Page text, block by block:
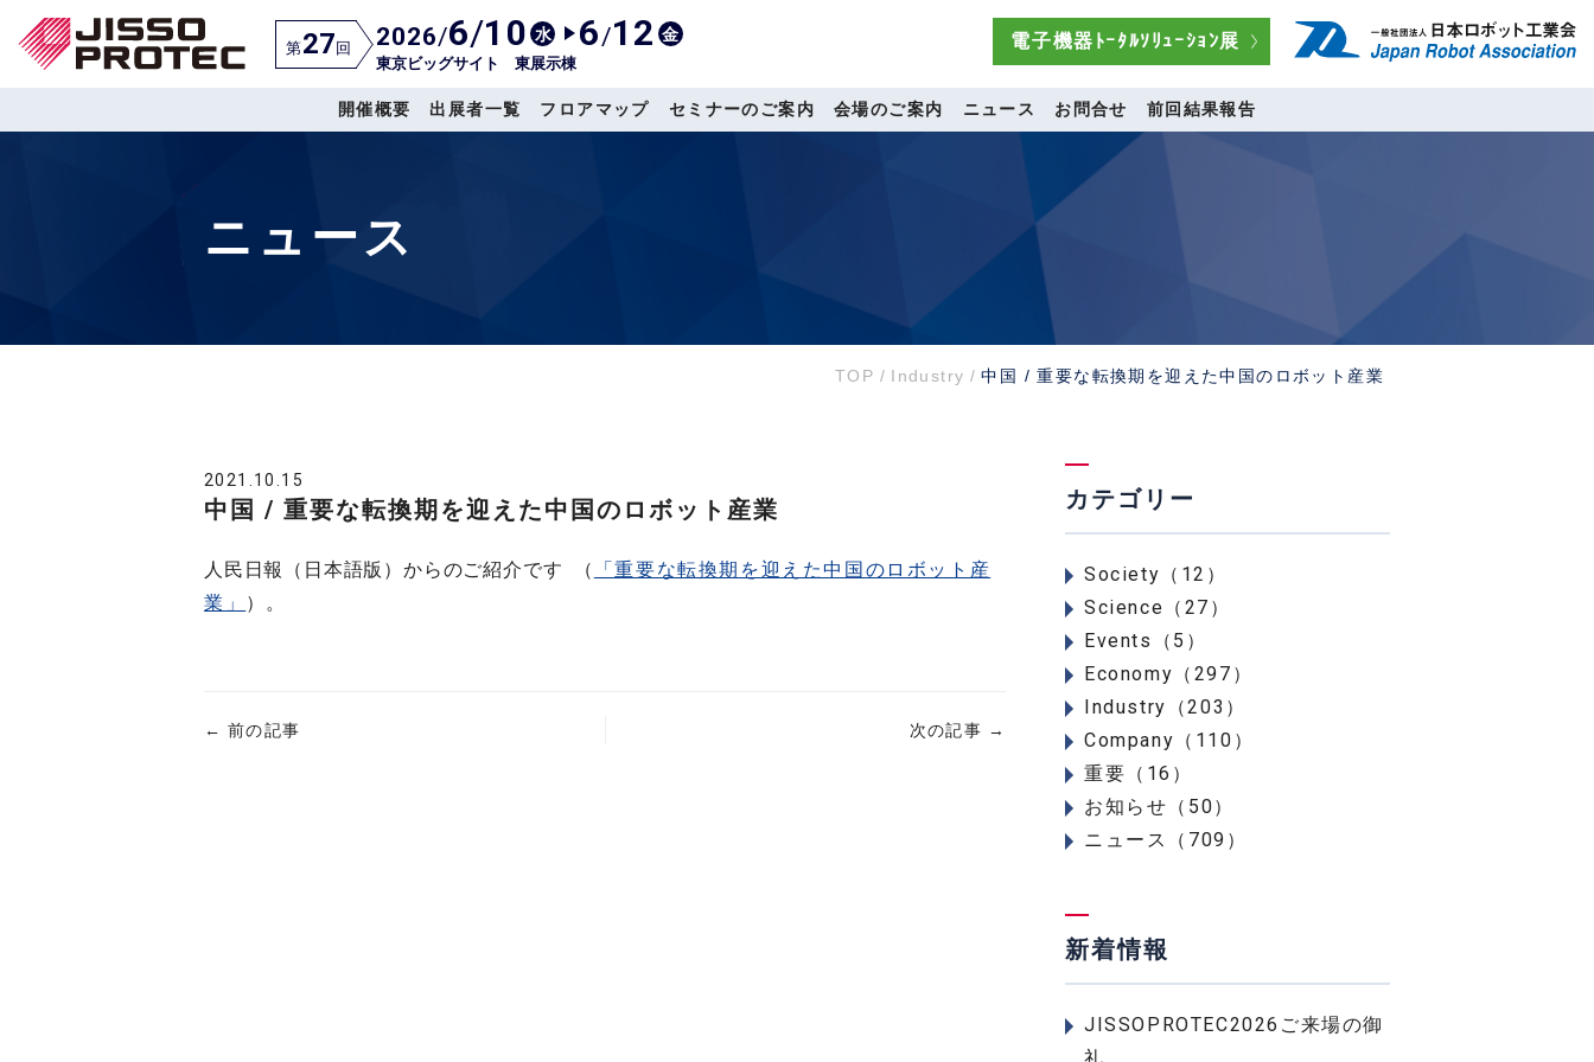
第27回 2026/6/10 水 6/12 金
東京ビッグサイト 東展示棟
電子機器ﾄｰﾀﾙｿﾘｭｰｼｮﾝ展
開催概要 出展者一覧 フロアマップ セミナーのご案内 会場のご案内 ニュース お問合せ 前回結果報告
ニュース
TOP / Industry / 中国 / 重要な転換期を迎えた中国のロボット産業
2021.10.15
中国 / 重要な転換期を迎えた中国のロボット産業
人民日報（日本語版）からのご紹介です （
「重要な転換期を迎えた中国のロボット産
業」
）。
← 前の記事 次の記事 →
カテゴリー
Society（12）
Science（27）
Events（5）
Economy（297）
Industry（203）
Company（110）
重要（16）
お知らせ（50）
ニュース（709）
新着情報
JISSOPROTEC2026ご来場の御